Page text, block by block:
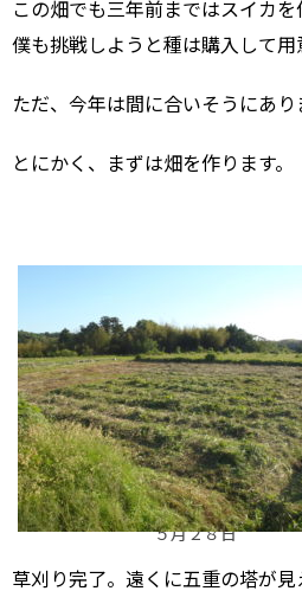
この畑でも三年前まではスイカを
僕も挑戦しようと種は購入して用
ただ、今年は間に合いそうにあり
とにかく、まずは畑を作ります。
５月２８日
草刈り完了。遠くに五重の塔が見